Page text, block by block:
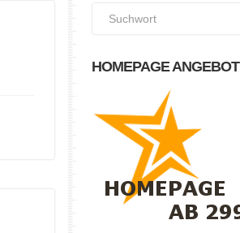
HOMEPAGE ANGEBOT